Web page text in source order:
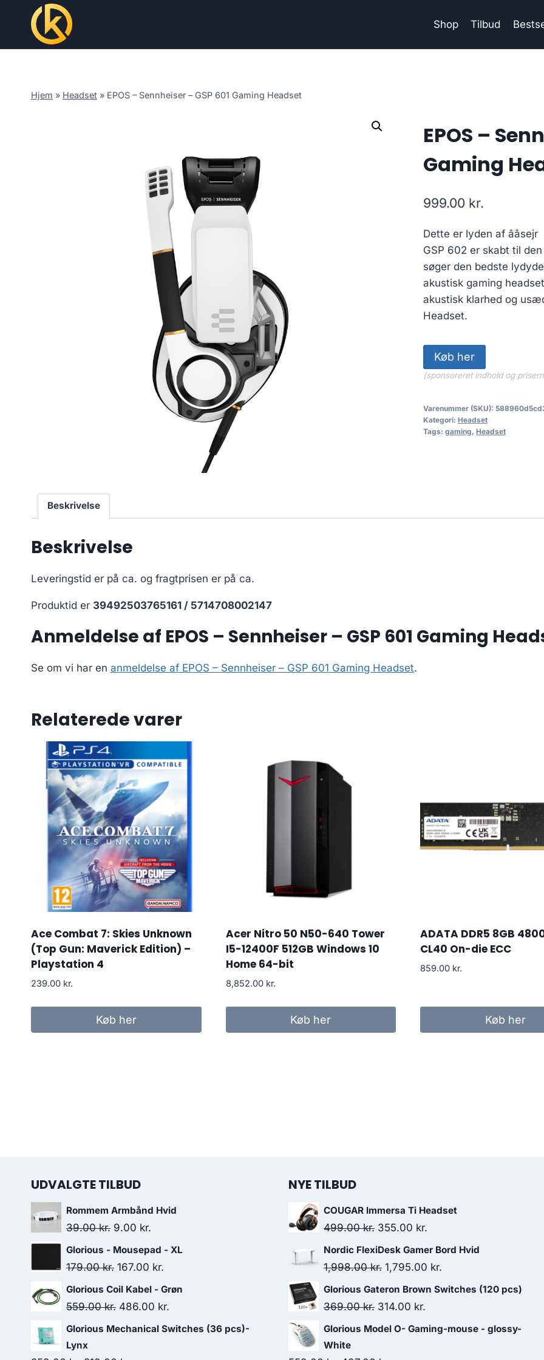
content
Shop Tilbud
Hjem » Headset » EPOS – Sennheiser – GSP 601 Gaming Headset
EPOS –
Gaming
999.00 kr.
Dette er lyden af ââsejr
GSP 602 er skabt til
søger den bedste
akustisk gaming
akustisk klarhed og
Headset.
Køb her
(sponsoreret indhold og
Varenummer (SKU):
Kategori: Headset
Tags: gaming, Headset
Beskrivelse
Beskrivelse
Leveringstid er på ca. og fragtprisen er på ca.
Produktid er 39492503765161 / 5714708002147
Anmeldelse af EPOS – Sennheiser – GSP 601 Gaming
Se om vi har en anmeldelse af EPOS – Sennheiser – GSP 601 Gaming Headset.
Relaterede varer
Ace Combat 7: Skies Unknown
(Top Gun: Maverick Edition) –
Playstation 4
239.00 kr.
Køb her
Acer Nitro 50 N50-640 Tower
I5-12400F 512GB Windows 10
Home 64-bit
8,852.00 kr.
Køb her
ADATA DDR5 8GB
CL40 On-die ECC
859.00 kr.
Køb her
UDVALGTE TILBUD
Rommem Armbånd Hvid
39.00kr. Original
price
was:
9.00 kr.
price
is:
Glorious - Mousepad - XL
179.00kr. Original
price
was:
167.00 kr.
price
is:
167.00 kr..
Glorious Coil Kabel - Grøn
559.00kr. Original
price
486.00 kr.
price
Glorious Mechanical Switches (36 pcs)-
Lynx
NYE TILBUD
COUGAR Immersa Ti Headset
499.00kr. Original
price
was:
355.00 kr.
price
is:
Nordic FlexiDesk Gamer Bord Hvid
1,998.00kr. Original
price
was:
1,795.00 kr.
price
Glorious Gateron Brown Switches (120 pcs)
369.00kr. Original
price
314.00 kr.
price
Glorious Model O- Gaming-mouse - glossy-
White